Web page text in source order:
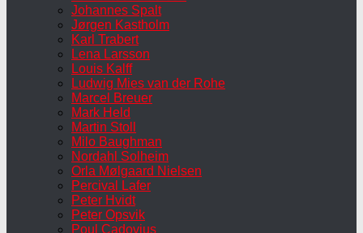
Johannes Spalt
Jørgen Kastholm
Karl Trabert
Lena Larsson
Louis Kalff
Ludwig Mies van der Rohe
Marcel Breuer
Mark Held
Martin Stoll
Milo Baughman
Nordahl Solheim
Orla Mølgaard Nielsen
Percival Lafer
Peter Hvidt
Peter Opsvik
Poul Cadovius